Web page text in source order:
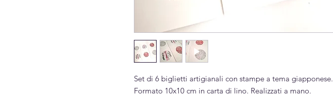
Set di 6 biglietti artigianali con stampe a tema giapponese.
Formato 10x10 cm in carta di lino. Realizzati a mano.